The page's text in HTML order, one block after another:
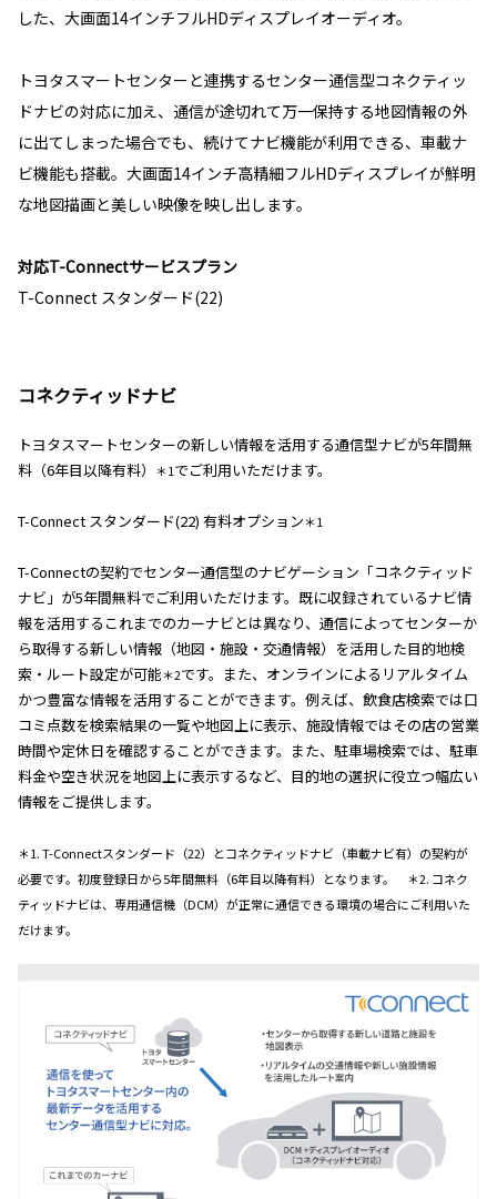
した、大画面14インチフルHDディスプレイオーディオ。
トヨタスマートセンターと連携するセンター通信型コネクティッ
ドナビの対応に加え、通信が途切れて万一保持する地図情報の外
に出てしまった場合でも、続けてナビ機能が利用できる、車載ナ
ビ機能も搭載。大画面14インチ高精細フルHDディスプレイが鮮明
な地図描画と美しい映像を映し出します。
対応T-Connectサービスプラン
T-Connect スタンダード(22)
コネクティッドナビ
トヨタスマートセンターの新しい情報を活用する通信型ナビが5年間無
料（6年目以降有料）
＊1でご利用いただけます。
T-Connect スタンダード(22) 有料オプション＊1
T-Connectの契約でセンター通信型のナビゲーション「コネクティッド
ナビ」が5年間無料でご利用いただけます。既に収録されているナビ情
報を活用するこれまでのカーナビとは異なり、通信によってセンターか
ら取得する新しい情報（地図・施設・交通情報）を活用した目的地検
索・ルート設定が可能＊2です。また、オンラインによるリアルタイム
かつ豊富な情報を活用することができます。例えば、飲食店検索では口
コミ点数を検索結果の一覧や地図上に表示、施設情報ではその店の営業
時間や定休日を確認することができます。また、駐車場検索では、駐車
料金や空き状況を地図上に表示するなど、目的地の選択に役立つ幅広い
情報をご提供します。
＊1. T-Connectスタンダード（22）とコネクティッドナビ（車載ナビ有）の契約が
必要です。初度登録日から5年間無料（6年目以降有料）となります。 ＊2. コネク
ティッドナビは、専用通信機（DCM）が正常に通信できる環境の場合にご利用いた
だけます。